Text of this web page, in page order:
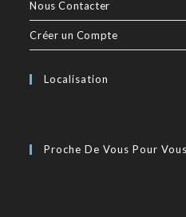
Nous Contacter
Créer un Compte
Localisation
Proche De Vous Pour